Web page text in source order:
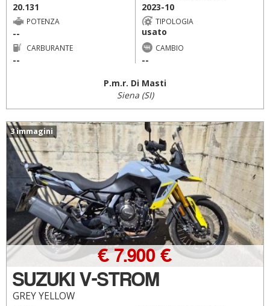
20.131 2023-10
POTENZA
--
TIPOLOGIA
usato
CARBURANTE
--
CAMBIO
--
P.m.r. Di Masti
Siena (SI)
3 immagini
SUZUKI V-STROM
GREY YELLOW
€ 7.900 €